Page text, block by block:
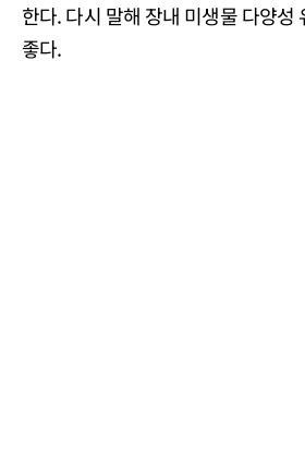
한다. 다시 말해 장내 미생물 다양성
좋다.